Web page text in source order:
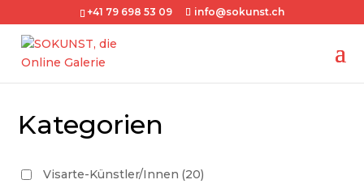
+41 79 698 53 09 info@sokunst.ch
Kategorien
Visarte-Künstler/Innen (20)